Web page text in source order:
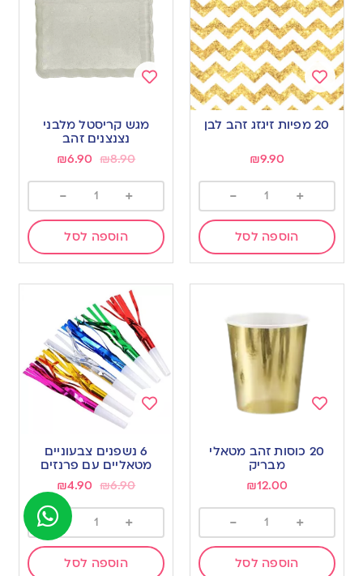
Add
to
wishlist
20 מפיות זיגזג זהב לבן
₪9.90
+
-
הוספה לסל
wishlist
מגש קריסטל מלבני
נצנצנים זהב
₪8.90
₪6.90
+
-
הוספה לסל
to
20 כוסות זהב מטאלי
מבריק
₪12.00
+
-
הוספה לסל
wishlist
6 נשפנים צבעוניים
מטאליים עם פרנזים
₪6.90
₪4.90
+
הוספה לסל